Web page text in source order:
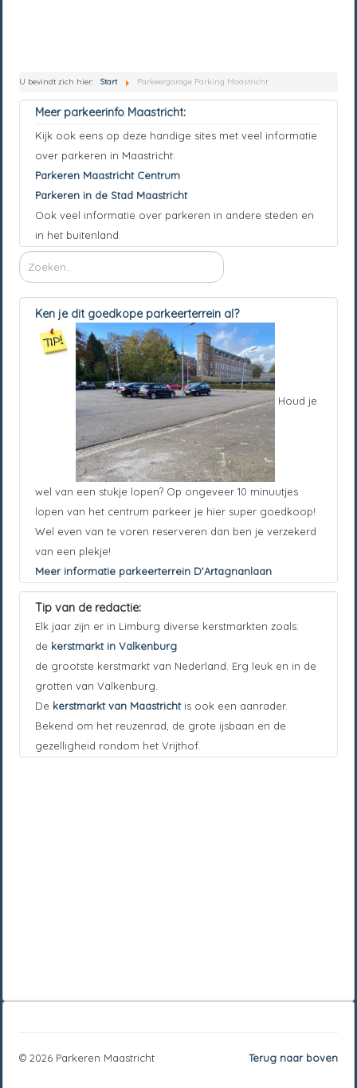
U bevindt zich hier: Start Parkeergarage Parking Maastricht
Meer parkeerinfo Maastricht:
Kijk ook eens op deze handige sites met veel informatie
over parkeren in Maastricht:
Parkeren Maastricht Centrum
Parkeren in de Stad Maastricht
Ook veel informatie over parkeren in andere steden en
in het buitenland.
Ken je dit goedkope parkeerterrein al?
Houd je
wel van een stukje lopen? Op ongeveer 10 minuutjes
lopen van het centrum parkeer je hier super goedkoop!
Wel even van te voren reserveren dan ben je verzekerd
van een plekje!
Meer informatie parkeerterrein D'Artagnanlaan
Tip van de redactie:
Elk jaar zijn er in Limburg diverse kerstmarkten zoals:
de kerstmarkt in Valkenburg
de grootste kerstmarkt van Nederland. Erg leuk en in de
grotten van Valkenburg.
De kerstmarkt van Maastrichtis ook een aanrader.
Bekend om het reuzenrad, de grote ijsbaan en de
gezelligheid rondom het Vrijthof.
Terug naar boven
© 2026 Parkeren Maastricht